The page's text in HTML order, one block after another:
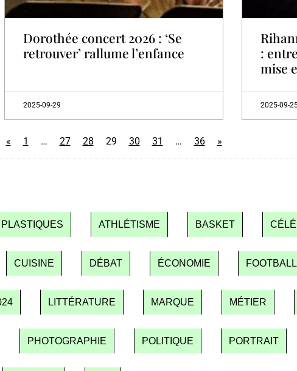
Dorothée concert 2026 : ‘Se
retrouver’ rallume l’enfance
2025-09-29
:
mise
2025-09-
« 1 … 27 28 29 30 31 … 36 »
ATHLÉTISME BASKET
CUISINE DÉBAT ÉCONOMIE FOOTBALL
LITTÉRATURE MARQUE MÉTIER
PHOTOGRAPHIE POLITIQUE PORTRAIT